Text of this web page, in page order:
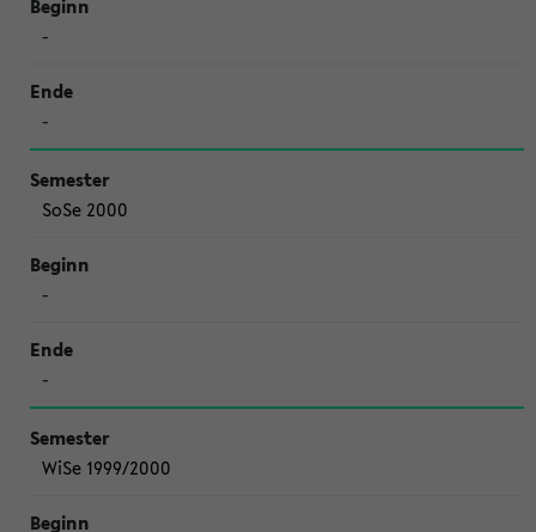
-
-
SoSe 2000
-
-
WiSe 1999/2000